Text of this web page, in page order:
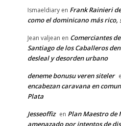
Ismaeldiary en Frank Rainieri
como el dominicano más rico,
Jean valjean en Comerciantes
Santiago de los Caballeros
desleal y desorden urbano
deneme bonusu veren siteler
encabezan caravana en
Plata
Jesseoffiz en Plan Maestro de
amenazado por intentos de